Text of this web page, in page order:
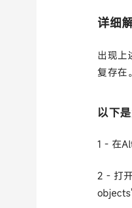
详细
出现上
复存在。
以下
1 - 在
2 - 打